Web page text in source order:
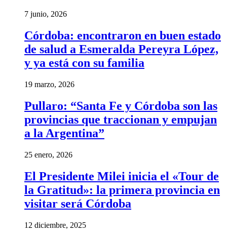
7 junio, 2026
Córdoba: encontraron en buen estado
de salud a Esmeralda Pereyra López,
y ya está con su familia
19 marzo, 2026
Pullaro: “Santa Fe y Córdoba son las
provincias que traccionan y empujan
a la Argentina”
25 enero, 2026
El Presidente Milei inicia el «Tour de
la Gratitud»: la primera provincia en
visitar será Córdoba
12 diciembre, 2025